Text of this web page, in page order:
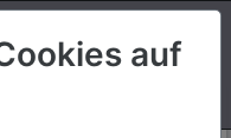
auf